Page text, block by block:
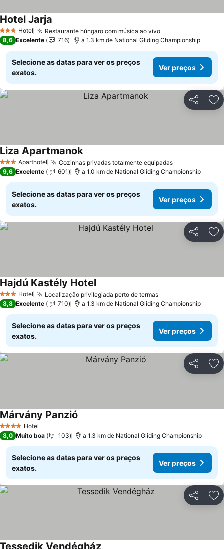
3 EstrelasHotel Restaurante húngaro com música ao vivoVer preços
Hotel Jarja
8,6 Excelente 716 a 1.3 km de National Gliding Championship
Selecione as datas para ver os preços
exatos.
Ver preços
Partilhar
3 EstrelasAparthotel Cozinhas privadas totalmente equipadasVer preços
Liza ApartmanokVer preços
9,6 Excelente 601 a 1.0 km de National Gliding Championship
Selecione as datas para ver os preços
exatos.
Ver preços
Partilhar
3 EstrelasHotel Localização privilegiada perto de termasVer preços
Hajdú Kastély HotelVer preços
8,8 Excelente 710 a 1.3 km de National Gliding Championship
Selecione as datas para ver os preços
exatos.
Ver preços
Partilhar
4 EstrelasHotel
Márvány Panzió
8,0 Muito boa 103 a 1.3 km de National Gliding Championship
Selecione as datas para ver os preços
exatos.
Ver preços
Partilhar
Tessedik Vendégház